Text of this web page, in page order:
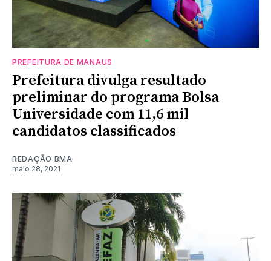
PREFEITURA DE MANAUS
Prefeitura divulga resultado
preliminar do programa Bolsa
Universidade com 11,6 mil
candidatos classificados
REDAÇÃO BMA
maio 28, 2021